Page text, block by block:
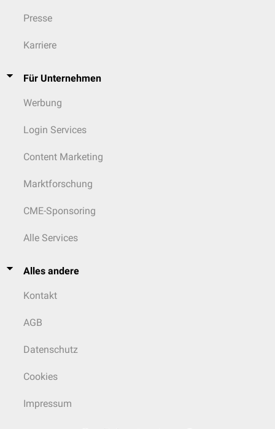
Presse
Karriere
Für Unternehmen
Werbung
Login Services
Content Marketing
Marktforschung
CME-Sponsoring
Alle Services
Alles andere
Kontakt
AGB
Datenschutz
Cookies
Impressum